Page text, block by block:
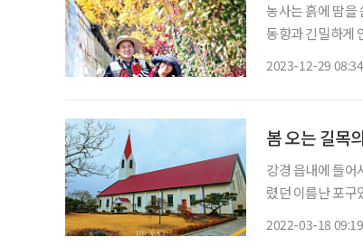
농사는 흙에 땀을
동향과 긴밀하게
2023-12-29 08:34
봄 오는 길목
강경 읍내에 들어
렸던 이름난 포구
2022-03-18 09:19